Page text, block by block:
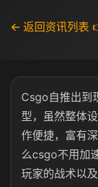
← 返回资讯列表
Csgo自推出到
型，虽然整体
作便捷，富有
么csgo不用加
玩家的战术以